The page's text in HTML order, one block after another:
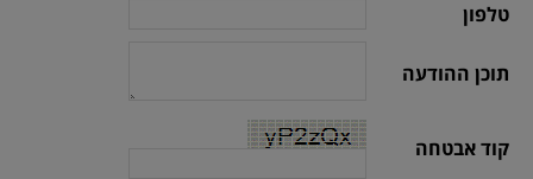
טלפון
תוכן ההודעה
קוד אבטחה